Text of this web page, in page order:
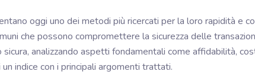
oggi uno dei metodi più ricercati per la loro rapidità e
che possono compromettere la sicurezza delle
analizzando aspetti fondamentali come affidabilità,
indice con i principali argomenti trattati.